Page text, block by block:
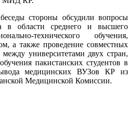
стороны обсудили вопросы
в области среднего и высшего
технического обучения,
а также проведение совместных
университетами двух стран,
пакистанских студентов в
медицинских ВУЗов КР из
Медицинской Комиссии.